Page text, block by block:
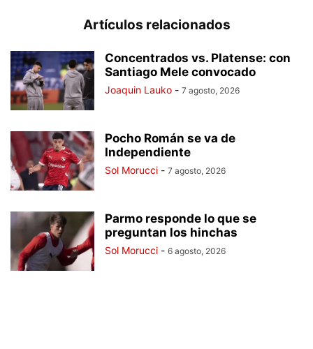
Artículos relacionados
Concentrados vs. Platense: con
Santiago Mele convocado
Joaquin Lauko - 7 agosto, 2026
Pocho Román se va de
Independiente
Sol Morucci - 7 agosto, 2026
Parmo responde lo que se
preguntan los hinchas
Sol Morucci - 6 agosto, 2026